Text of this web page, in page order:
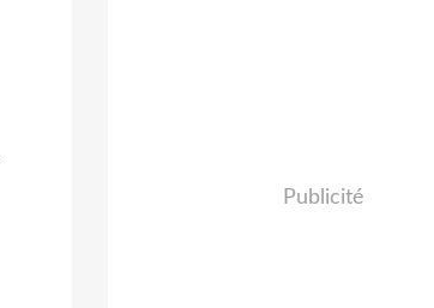
Publicité